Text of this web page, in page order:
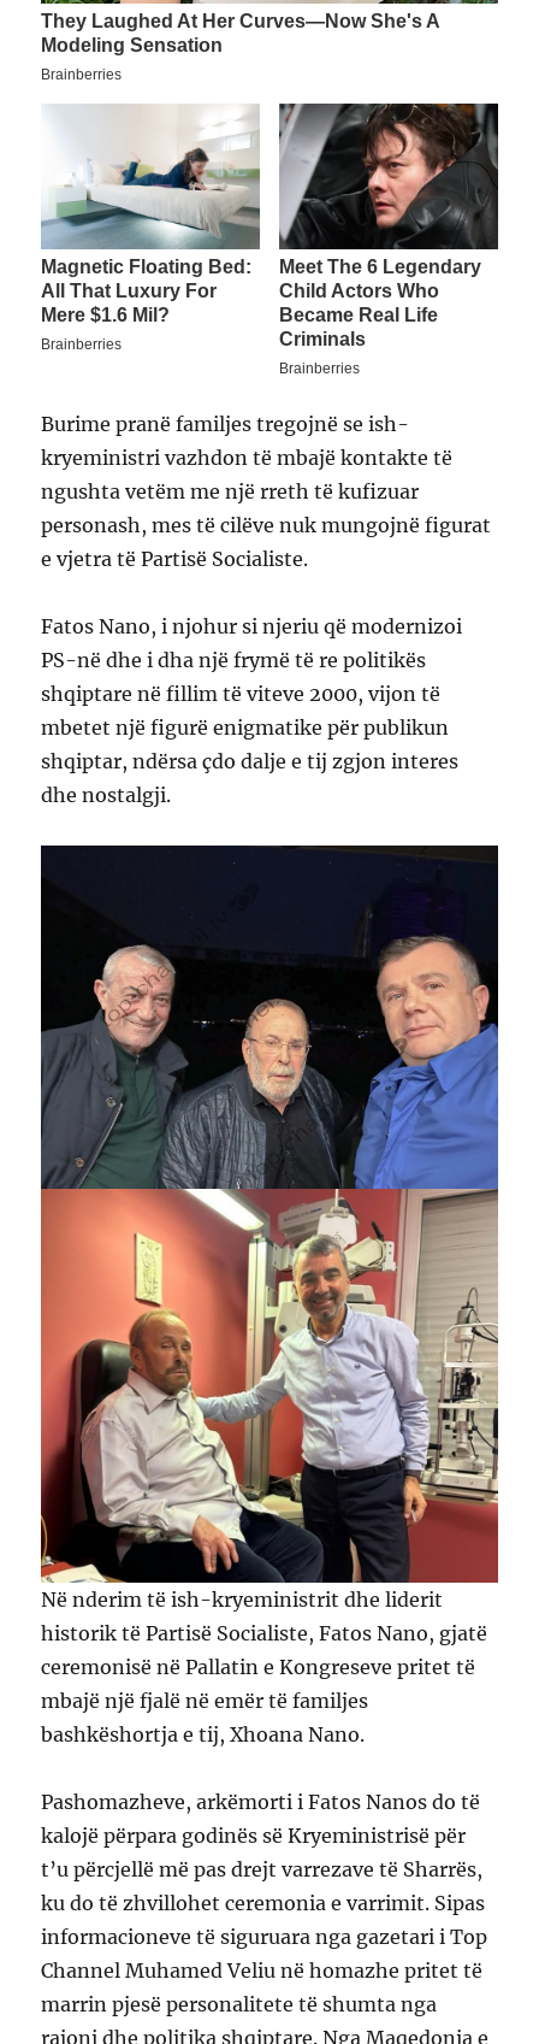
Burime pranë familjes tregojnë se ish-
kryeministri vazhdon të mbajë kontakte të
ngushta vetëm me një rreth të kufizuar
personash, mes të cilëve nuk mungojnë figurat
e vjetra të Partisë Socialiste.
Fatos Nano, i njohur si njeriu që modernizoi
PS-në dhe i dha një frymë të re politikës
shqiptare në fillim të viteve 2000, vijon të
mbetet një figurë enigmatike për publikun
shqiptar, ndërsa çdo dalje e tij zgjon interes
dhe nostalgji.
Në nderim të ish-kryeministrit dhe liderit
historik të Partisë Socialiste, Fatos Nano, gjatë
ceremonisë në Pallatin e Kongreseve pritet të
mbajë një fjalë në emër të familjes
bashkëshortja e tij, Xhoana Nano.
Pashomazheve, arkëmorti i Fatos Nanos do të
kalojë përpara godinës së Kryeministrisë për
t’u përcjellë më pas drejt varrezave të Sharrës,
ku do të zhvillohet ceremonia e varrimit. Sipas
informacioneve të siguruara nga gazetari i Top
Channel Muhamed Veliu në homazhe pritet të
marrin pjesë personalitete të shumta nga
rajoni dhe politika shqiptare. Nga Maqedonia e